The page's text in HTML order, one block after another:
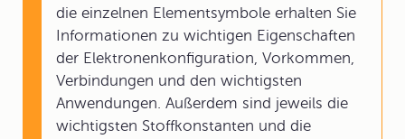
die einzelnen Elementsymbole erhalten Sie
Informationen zu wichtigen Eigenschaften
der Elektronenkonfiguration, Vorkommen,
Verbindungen und den wichtigsten
Anwendungen. Außerdem sind jeweils die
wichtigsten Stoffkonstanten und die